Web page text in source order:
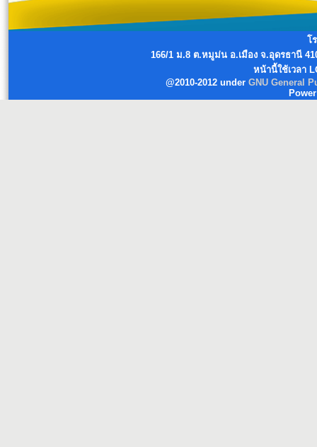
โ
166/1 ม.8 ต.หมูม่น อ.เมือง จ.อุดรธานี
หน้านี้ใช้เวลา
@2010-2012 under GNU General